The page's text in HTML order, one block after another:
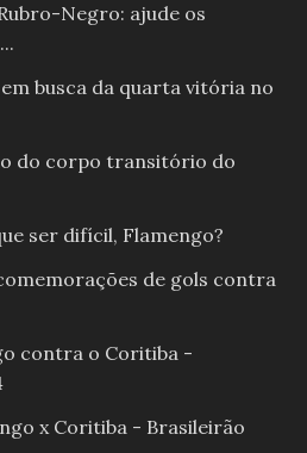
Negro: ajude os
busca da quarta vitória no
do corpo transitório do
ser difícil, Flamengo?
de gols contra
contra o Coritiba -
x Coritiba - Brasileirão